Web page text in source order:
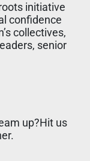
initiative
confidence
collectives,
senior
up?Hit us